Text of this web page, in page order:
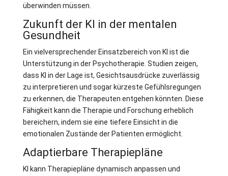
überwinden müssen.
Zukunft der KI in der mentalen
Gesundheit
Ein vielversprechender Einsatzbereich von KI ist die
Unterstützung in der Psychotherapie. Studien zeigen,
dass KI in der Lage ist, Gesichtsausdrücke zuverlässig
zu interpretieren und sogar kürzeste Gefühlsregungen
zu erkennen, die Therapeuten entgehen könnten. Diese
Fähigkeit kann die Therapie und Forschung erheblich
bereichern, indem sie eine tiefere Einsicht in die
emotionalen Zustände der Patienten ermöglicht.
Adaptierbare Therapiepläne
KI kann Therapiepläne dynamisch anpassen und